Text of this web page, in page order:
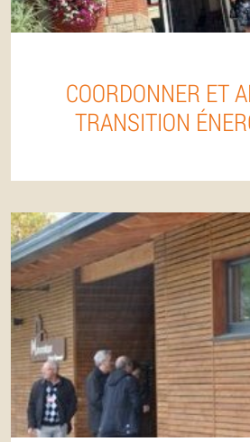
COORDONNER ET
TRANSITION